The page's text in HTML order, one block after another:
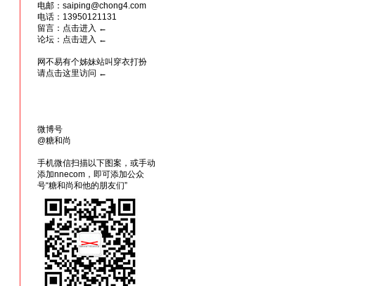
电邮：saiping@chong4.com
电话：13950121131
留言： 点击进入 ←
论坛： 点击进入 ←
网不易有个姊妹站叫穿衣打扮
请点击这里访问 ←
微博号
@糖和尚
手机微信扫描以下图案，或手动
添加nnecom，即可添加公众
号“糖和尚和他的朋友们”